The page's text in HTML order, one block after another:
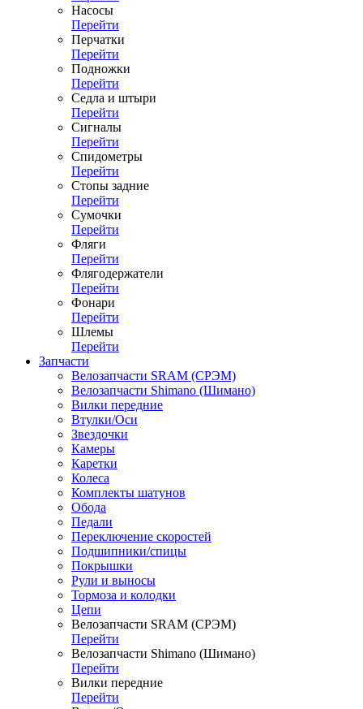
Насосы
Перейти
Перчатки
Перейти
Подножки
Перейти
Седла и штыри
Перейти
Сигналы
Перейти
Спидометры
Перейти
Стопы задние
Перейти
Сумочки
Перейти
Фляги
Перейти
Флягодержатели
Перейти
Фонари
Перейти
Шлемы
Перейти
Запчасти
Велозапчасти SRAM (СРЭМ)
Велозапчасти Shimano (Шимано)
Вилки передние
Втулки/Оси
Звездочки
Камеры
Каретки
Колеса
Комплекты шатунов
Обода
Педали
Переключение скоростей
Подшипники/спицы
Покрышки
Рули и выносы
Тормоза и колодки
Цепи
Велозапчасти SRAM (СРЭМ)
Перейти
Велозапчасти Shimano (Шимано)
Перейти
Вилки передние
Перейти